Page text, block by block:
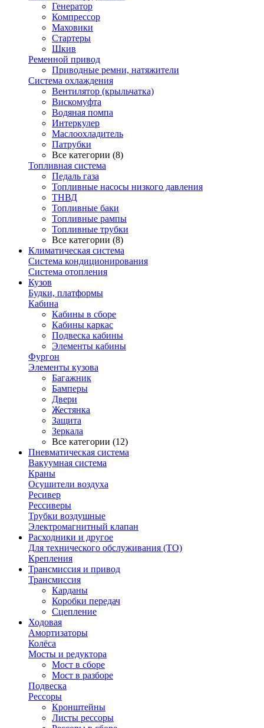
Генератор
Компрессор
Маховики
Стартеры
Шкив
Ременной привод
Приводные ремни, натяжители
Система охлаждения
Вентилятор (крыльчатка)
Вискомуфта
Водяная помпа
Интеркулер
Маслоохладитель
Патрубки
Все категории (8)
Топливная система
Педаль газа
Топливные насосы низкого давления
ТНВД
Топливные баки
Топливные рампы
Топливные трубки
Все категории (8)
Климатическая система
Система кондиционирования
Система отопления
Кузов
Будки, платформы
Кабина
Кабины в сборе
Кабины каркас
Подвеска кабины
Элементы кабины
Фургон
Элементы кузова
Багажник
Бамперы
Двери
Жестянка
Защита
Зеркала
Все категории (12)
Пневматическая система
Вакуумная система
Краны
Осушители воздуха
Ресивер
Рессиверы
Трубки воздушные
Электромагнитный клапан
Расходники и другое
Для технического обслуживания (ТО)
Крепления
Трансмиссия и привод
Трансмиссия
Карданы
Коробки передач
Сцепление
Ходовая
Амортизаторы
Колёса
Мосты и редуктора
Мост в сборе
Мост в разборе
Подвеска
Рессоры
Кронштейны
Листы рессоры